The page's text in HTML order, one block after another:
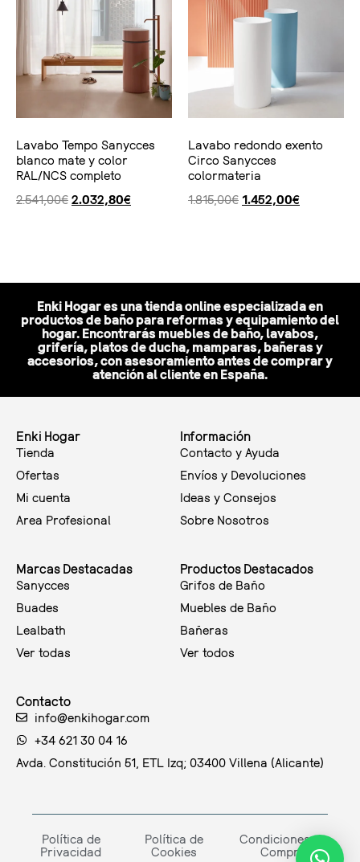
Lavabo Tempo Sanycces
blanco mate y color
RAL/NCS completo
2.541,00€ 2.032,80€
Lavabo redondo exento
Circo Sanycces
colormateria
1.815,00€ 1.452,00€
Enki Hogar es una tienda online especializada en
productos de baño para reformas y equipamiento del
hogar. Encontrarás muebles de baño, lavabos,
grifería, platos de ducha, mamparas, bañeras y
accesorios, con asesoramiento antes de comprar y
atención al cliente en España.
Enki Hogar
Tienda
Ofertas
Mi cuenta
Area Profesional
Información
Contacto y Ayuda
Envíos y Devoluciones
Ideas y Consejos
Sobre Nosotros
Marcas Destacadas
Sanycces
Buades
Lealbath
Ver todas
Productos Destacados
Grifos de Baño
Muebles de Baño
Bañeras
Ver todos
Contacto
info@enkihogar.com
+34 621 30 04 16
Avda. Constitución 51, ETL Izq; 03400 Villena (Alicante)
Política de
Privacidad
Política de
Cookies
Condiciones de
Compra